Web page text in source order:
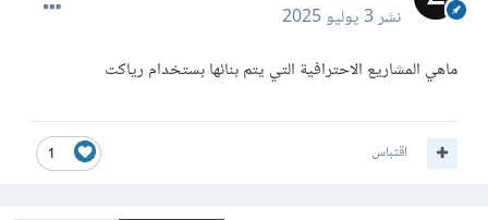
نشر3 يوليو 2025
ماهي المشاريع الاحترافية التي يتم بنائها بستخدام رياكت
1 اقتباس